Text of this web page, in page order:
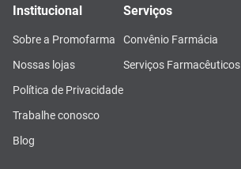
Institucional
Sobre a Promofarma
Nossas lojas
Política de Privacidade
Trabalhe conosco
Blog
Serviços
Convênio Farmácia
Serviços Farmacêuticos